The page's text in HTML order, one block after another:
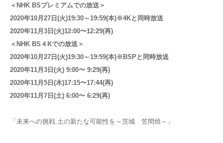
＜NHK BSプレミアムでの放送＞
2020年10月27日(火)19:30～19:59(本)※4Kと同時放送
2020年11月3日(火)12:00〜12:29(再)
＜NHK BS４Kでの放送＞
2020年10月27日(火)19:30～19:59(本)※BSPと同時放送
2020年11月3日(火) 9:00〜 9:29(再)
2020年11月5日(木)17:15〜17:44(再)
2020年11月7日(土) 6:00〜 6:29(再)
「未来への挑戦 土の新たな可能性を～茨城 笠間焼～」